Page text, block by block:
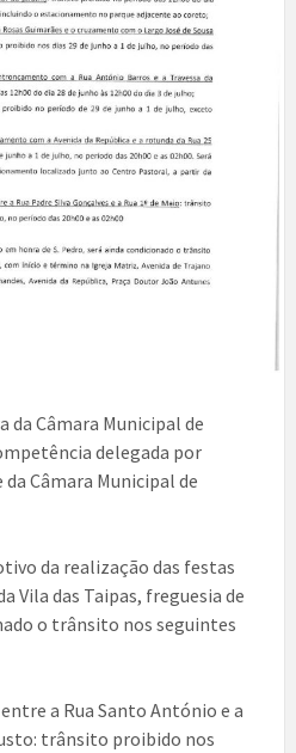
da Câmara Municipal de
delegada por
Câmara Municipal de
da realização das festas
Vila das Taipas, freguesia de
o trânsito nos seguintes
a Rua Santo António e a
trânsito proibido nos